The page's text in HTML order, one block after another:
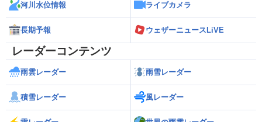
河川水位情報 ライブカメラ
長期予報 ウェザーニュースLiVE
レーダーコンテンツ
雨雲レーダー 雨雪レーダー
積雪レーダー 風レーダー